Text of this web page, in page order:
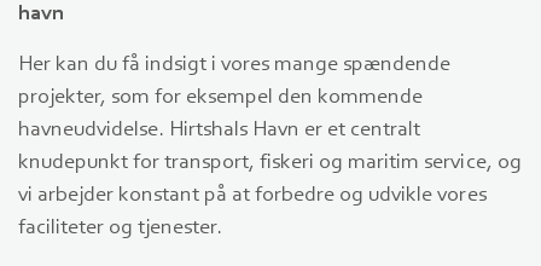
havn
Her kan du få indsigt i vores mange spændende
projekter, som for eksempel den kommende
havneudvidelse. Hirtshals Havn er et centralt
knudepunkt for transport, fiskeri og maritim service, og
vi arbejder konstant på at forbedre og udvikle vores
faciliteter og tjenester.